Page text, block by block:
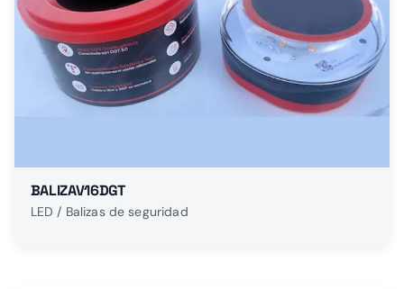
BALIZAV16DGT
LED / Balizas de seguridad